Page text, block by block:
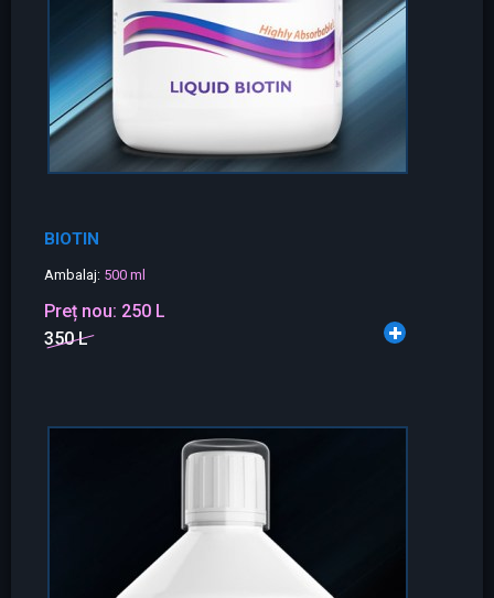
BIOTIN
Ambalaj: 500 ml
Preț nou: 250 L
350 L